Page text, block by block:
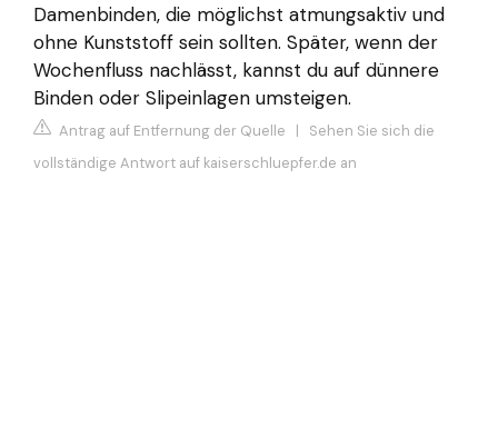
Damenbinden, die möglichst atmungsaktiv und
ohne Kunststoff sein sollten. Später, wenn der
Wochenfluss nachlässt, kannst du auf dünnere
Binden oder Slipeinlagen umsteigen.
Antrag auf Entfernung der Quelle | Sehen Sie sich die
vollständige Antwort auf kaiserschluepfer.de an